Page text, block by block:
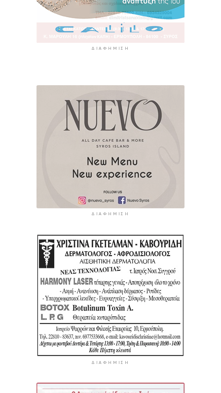
ΔΙΑΦΉΜΙΣΗ
ΔΙΑΦΉΜΙΣΗ
ΔΙΑΦΉΜΙΣΗ